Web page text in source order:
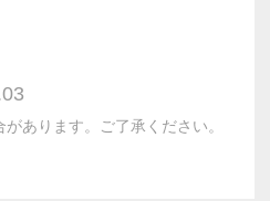
あります。ご了承ください。